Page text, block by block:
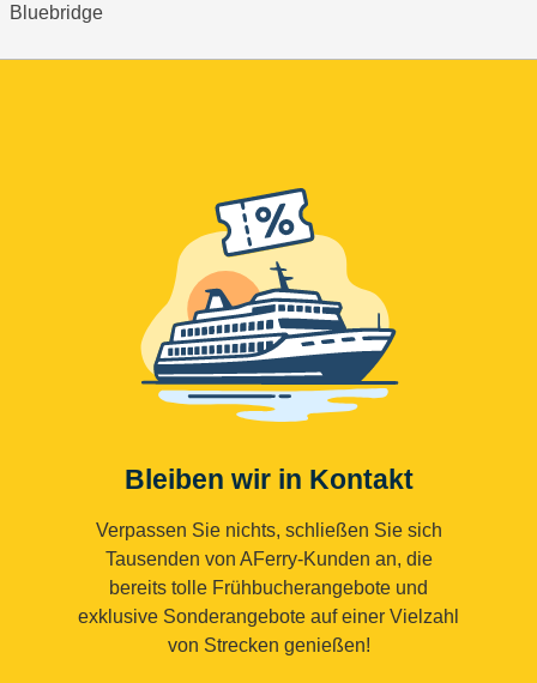
Bluebridge
Bleiben wir in Kontakt
Verpassen Sie nichts, schließen Sie sich
Tausenden von AFerry-Kunden an, die
bereits tolle Frühbucherangebote und
exklusive Sonderangebote auf einer Vielzahl
von Strecken genießen!